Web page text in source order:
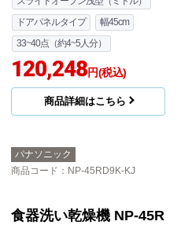
パナソニック
商品コード：NP-60MS8S-KJ
食器洗い乾燥機 NP-60